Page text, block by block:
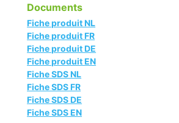
Documents
Fiche produit NL
Fiche produit FR
Fiche produit DE
Fiche produit EN
Fiche SDS NL
Fiche SDS FR
Fiche SDS DE
Fiche SDS EN